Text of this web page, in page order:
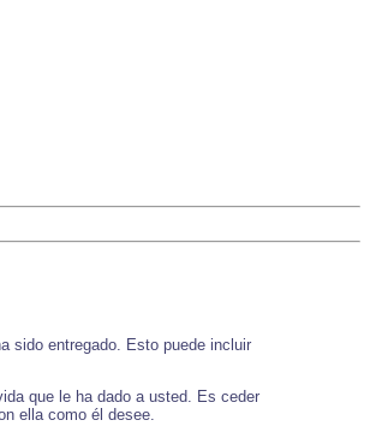
sido entregado. Esto puede incluir
que le ha dado a usted. Es ceder
ella como él desee.